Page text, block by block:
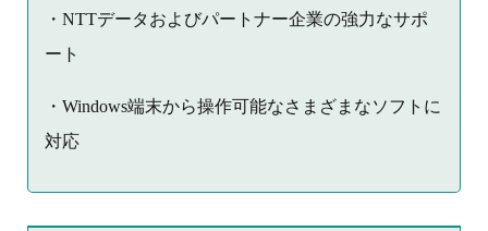
・NTTデータおよびパートナー企業の強力なサポ
ート
・Windows端末から操作可能なさまざまなソフトに
対応